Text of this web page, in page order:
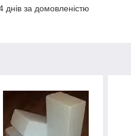
за домовленістю